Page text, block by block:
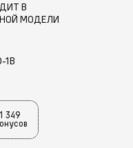
В
МОДЕЛИ
1B
349